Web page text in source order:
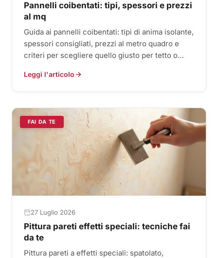
Pannelli coibentati: tipi, spessori e prezzi
al mq
Guida ai pannelli coibentati: tipi di anima isolante,
spessori consigliati, prezzi al metro quadro e
criteri per scegliere quello giusto per tetto o
Leggi l'articolo
FAI DA TE
27 Luglio 2026
Pittura pareti effetti speciali: tecniche fai
da te
Pittura pareti a effetti speciali: spatolato,